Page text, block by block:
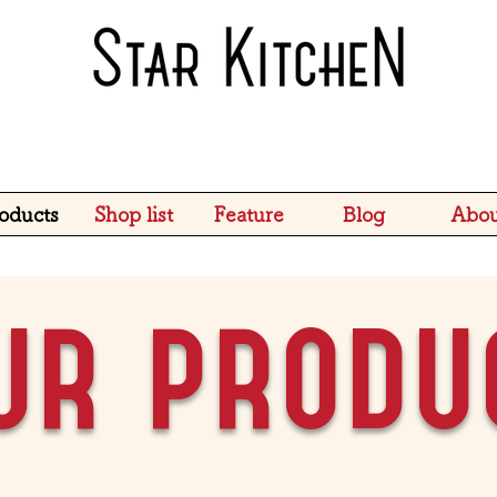
Shop list Feature Blog